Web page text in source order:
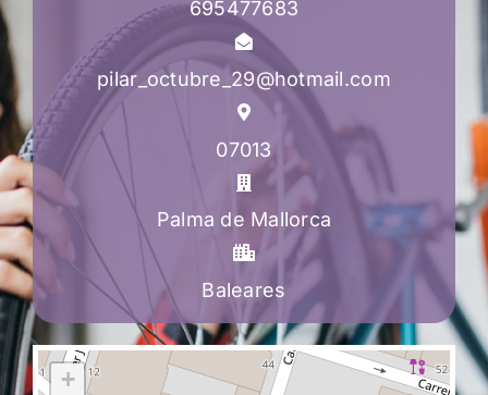
695477683
pilar_octubre_29@hotmail.com
07013
Palma de Mallorca
Baleares
+